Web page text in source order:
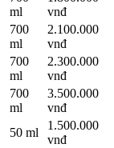
ml
vnđ
700
ml
2.100.000
vnđ
700
ml
2.300.000
vnđ
700
ml
3.500.000
vnđ
50 ml
1.500.000
vnđ